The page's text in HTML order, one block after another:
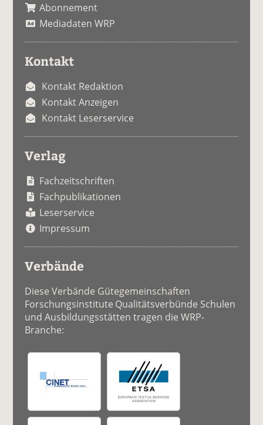
Abonnement
Mediadaten WRP
Kontakt
Kontakt Redaktion
Kontakt Anzeigen
Kontakt Leserservice
Verlag
Fachzeitschriften
Fachpublikationen
Leserservice
Impressum
Verbände
Diese Verbände Gütegemeinschaften
Forschungsinstitute Qualitätsverbünde Schulen
und Ausbildungsstätten tragen die WRP-
Branche: